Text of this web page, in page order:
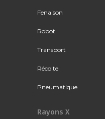
Fenaison
Robot
Transport
Récolte
Pneumatique
Rayons X